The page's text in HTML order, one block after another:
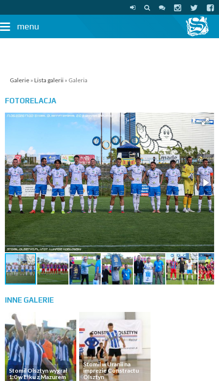
menu
Galerie » Lista galerii » Galeria
FOTORELACJA
INNE GALERIE
Stomil Olsztyn wygrał
1:0 w Ełku z Mazurem
Stomil w Uranii na
imprezie Constractu
Olsztyn